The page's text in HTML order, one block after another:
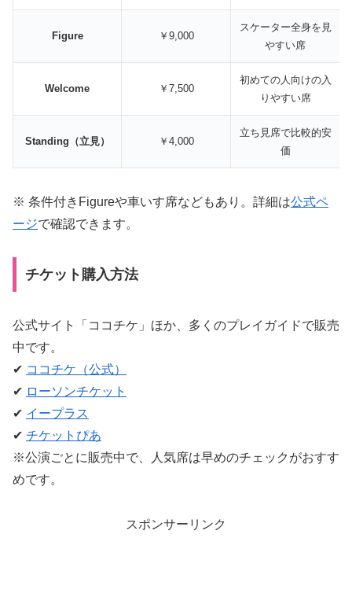
Figure ￥9,000
スケーター全身を見
やすい席
Welcome ￥7,500
初めての人向けの入
りやすい席
Standing（立見） ￥4,000
立ち見席で比較的安
価
※ 条件付きFigureや車いす席などもあり。詳細は公式ペ
ージで確認できます。
チケット購入方法
公式サイト「ココチケ」ほか、多くのプレイガイドで販売
中です。
✔ ココチケ（公式）
✔ ローソンチケット
✔ イープラス
✔ チケットぴあ
※公演ごとに販売中で、人気席は早めのチェックがおすす
めです。
スポンサーリンク